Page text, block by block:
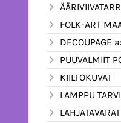
FOLK-ART
DECOUPAGE
PUUVALMIIT
KIILTOKUVAT
LAMPPU
LAHJATAVARAT